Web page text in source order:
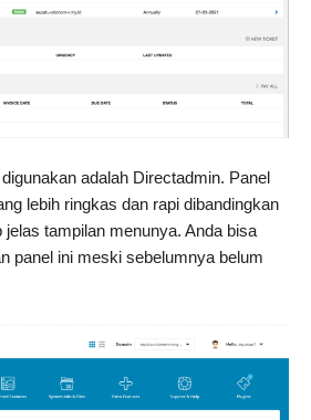
adalah Directadmin. Panel
lebih ringkas dan rapi dibandingkan
tampilan menunya. Anda bisa
panel ini meski sebelumnya belum